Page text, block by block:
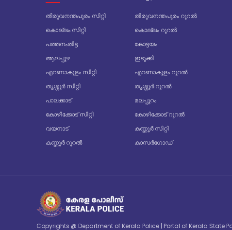
തിരുവനന്തപുരം സിറ്റി
തിരുവനന്തപുരം റൂറൽ
കൊല്ലം സിറ്റി
കൊല്ലം റൂറൽ
പത്തനംതിട്ട
കോട്ടയം
ആലപ്പുഴ
ഇടുക്കി
എറണാകുളം സിറ്റി
എറണാകുളം റൂറൽ
തൃശ്ശൂർ സിറ്റി
തൃശ്ശൂർ റൂറൽ
പാലക്കാട്
മലപ്പുറം
കോഴിക്കോട് സിറ്റി
കോഴിക്കോട് റൂറൽ
വയനാട്
കണ്ണൂർ സിറ്റി
കണ്ണൂർ റൂറൽ
കാസർഗോഡ്
Copyrights @ Department of Kerala Police | Portal of Kerala